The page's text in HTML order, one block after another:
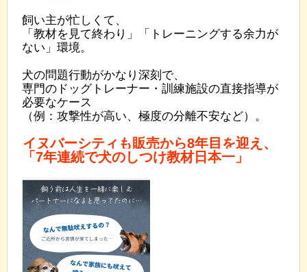
飼い主が忙しくて、
「教材を見て終わり」「トレーニングする余力が
ない」環境。
犬の問題行動がかなり深刻で、
専門のドッグトレーナー・訓練施設の直接指導が
必要なケース
（例：攻撃性が高い、極度の分離不安など）。
イヌバーシティも販売から8年目を迎え、
「7年連続で犬のしつけ教材日本一」